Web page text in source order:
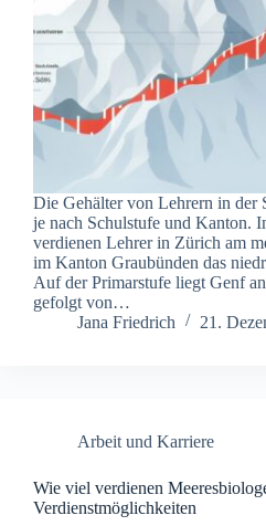
Die Gehälter von Lehrern in der
je nach Schulstufe und Kanton.
verdienen Lehrer in Zürich am
im Kanton Graubünden das
Auf der Primarstufe liegt Genf
gefolgt von…
Jana Friedrich
21.
Arbeit und Karriere
Wie viel verdienen
Verdienstmöglichkeiten